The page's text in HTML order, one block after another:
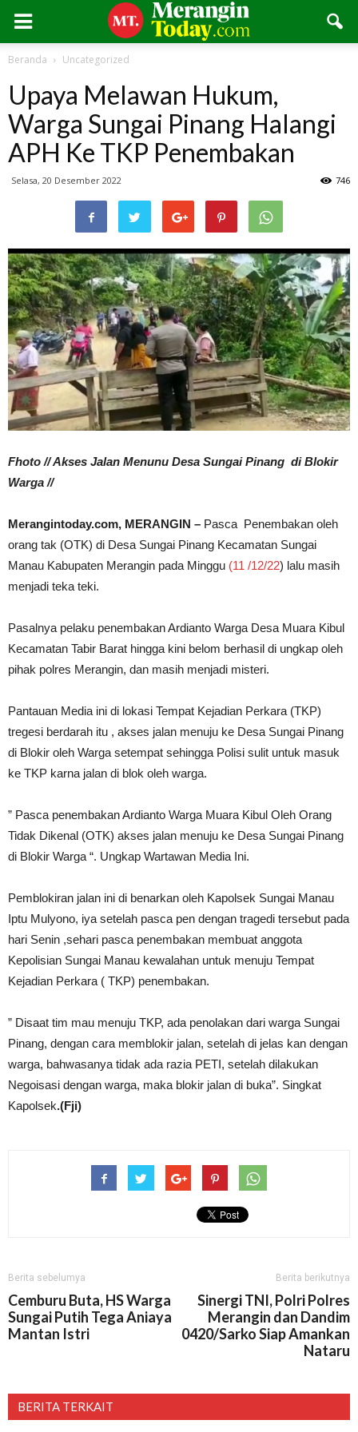
Beranda Uncategorized
Upaya Melawan Hukum,
Warga Sungai Pinang Halangi
APH Ke TKP Penembakan
Selasa, 20 Desember 2022 746
Fhoto // Akses Jalan Menunu Desa Sungai Pinang di Blokir
Warga //
Merangintoday.com, MERANGIN – Pasca Penembakan oleh
orang tak (OTK) di Desa Sungai Pinang Kecamatan Sungai
Manau Kabupaten Merangin pada Minggu (11 /12/22) lalu masih
menjadi teka teki.
Pasalnya pelaku penembakan Ardianto Warga Desa Muara Kibul
Kecamatan Tabir Barat hingga kini belom berhasil di ungkap oleh
pihak polres Merangin, dan masih menjadi misteri.
Pantauan Media ini di lokasi Tempat Kejadian Perkara (TKP)
tregesi berdarah itu , akses jalan menuju ke Desa Sungai Pinang
di Blokir oleh Warga setempat sehingga Polisi sulit untuk masuk
ke TKP karna jalan di blok oleh warga.
” Pasca penembakan Ardianto Warga Muara Kibul Oleh Orang
Tidak Dikenal (OTK) akses jalan menuju ke Desa Sungai Pinang
di Blokir Warga “. Ungkap Wartawan Media Ini.
Pemblokiran jalan ini di benarkan oleh Kapolsek Sungai Manau
Iptu Mulyono, iya setelah pasca pen dengan tragedi tersebut pada
hari Senin ,sehari pasca penembakan membuat anggota
Kepolisian Sungai Manau kewalahan untuk menuju Tempat
Kejadian Perkara ( TKP) penembakan.
” Disaat tim mau menuju TKP, ada penolakan dari warga Sungai
Pinang, dengan cara memblokir jalan, setelah di jelas kan dengan
warga, bahwasanya tidak ada razia PETI, setelah dilakukan
Negoisasi dengan warga, maka blokir jalan di buka”. Singkat
Kapolsek.(Fji)
Berita sebelumya
Cemburu Buta, HS Warga
Sungai Putih Tega Aniaya
Mantan Istri
Berita berikutnya
Sinergi TNI, Polri Polres
Merangin dan Dandim
0420/Sarko Siap Amankan
Nataru
BERITA TERKAIT